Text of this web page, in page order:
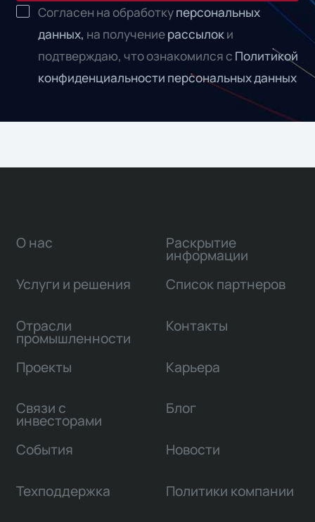
Согласен на обработкуперсональных
данных, на получениерассылоки
подтверждаю, что ознакомился с Политикой
конфиденциальности персональных данных
О нас
Услуги и решения
Отрасли
промышленности
Проекты
Связи с
инвесторами
Раскрытие
информации
Список партнеров
Контакты
Карьера
Блог
События Новости
Техподдержка Политики компании